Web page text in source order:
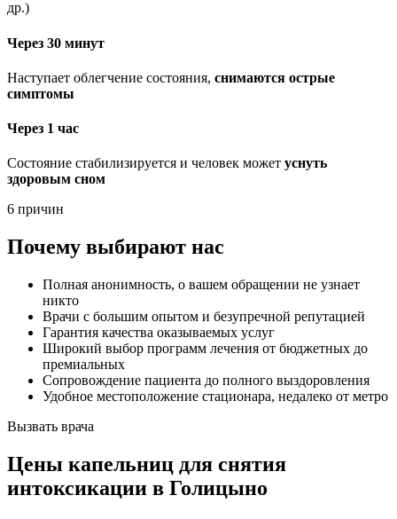
др.)
Через 30 минут
Наступает облегчение состояния, снимаются острые
симптомы
Через 1 час
Состояние стабилизируется и человек может уснуть
здоровым сном
6 причин
Почему выбирают нас
Полная анонимность, о вашем обращении не узнает
никто
Врачи с большим опытом и безупречной репутацией
Гарантия качества оказываемых услуг
Широкий выбор программ лечения от бюджетных до
премиальных
Сопровождение пациента до полного выздоровления
Удобное местоположение стационара, недалеко от метро
Вызвать врача
Цены капельниц для снятия
интоксикации в Голицыно